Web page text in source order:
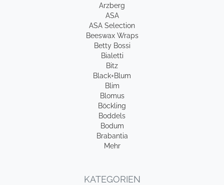
Arzberg
ASA
ASA Selection
Beeswax Wraps
Betty Bossi
Bialetti
Bitz
Black+Blum
Blim
Blomus
Böckling
Boddels
Bodum
Brabantia
Mehr
KATEGORIEN